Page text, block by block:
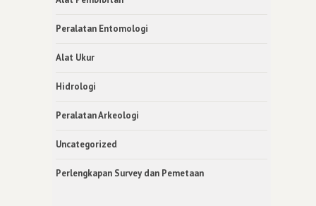
Peralatan Entomologi
Alat Ukur
Hidrologi
Peralatan Arkeologi
Uncategorized
Perlengkapan Survey dan Pemetaan